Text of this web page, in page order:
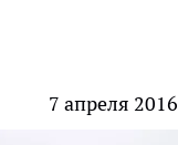
7 апреля 2016